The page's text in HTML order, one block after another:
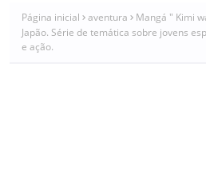
Página inicial aventura
Mangá " Kimi
Japão. Série de temática sobre jovens
e ação.